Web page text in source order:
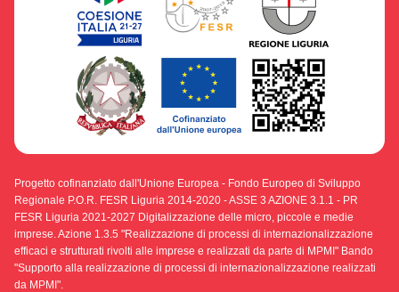
Progetto cofinanziato dall'Unione Europea - Fondo Europeo di Sviluppo
Regionale P.O.R. FESR Liguria 2014-2020 - ASSE 3 AZIONE 3.1.1 - PR
FESR Liguria 2021-2027 Digitalizzazione delle micro, piccole e medie
imprese. Azione 1.3.5 "Realizzazione di processi di internazionalizzazione
efficaci e strutturati rivolti alle imprese e realizzati da parte di MPMI" Bando
"Supporto alla realizzazione di processi di internazionalizzazione realizzati
da MPMI".